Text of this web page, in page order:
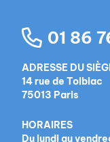
01 86
ADRESSE DU
14 rue de Tolbiac
75013 Paris
HORAIRES
Du lundi au